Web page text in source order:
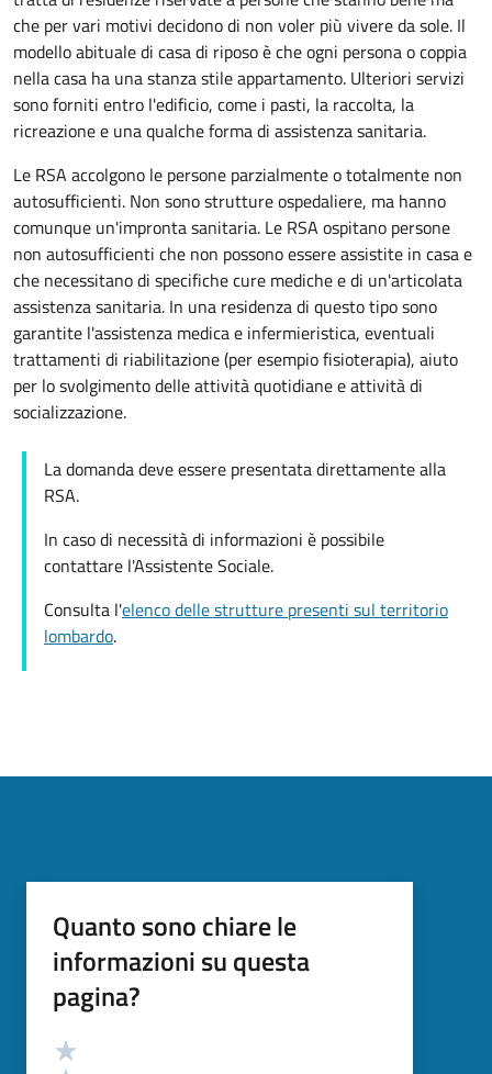
che per vari motivi decidono di non voler più vivere da sole. Il
modello abituale di casa di riposo è che ogni persona o coppia
nella casa ha una stanza stileappartamento. Ulteriori servizi
sono forniti entro l'edificio, come i pasti, la raccolta, la
ricreazione e una qualche forma di assistenza sanitaria.
Le RSA accolgono le persone parzialmente o totalmente non
autosufficienti. Non sono strutture ospedaliere, ma hanno
comunque un'impronta sanitaria. Le RSA ospitano persone
non autosufficienti che non possono essere assistite in casa e
che necessitano di specifiche cure mediche e di un'articolata
assistenza sanitaria. In una residenza di questo tipo sono
garantite l'assistenza medica e infermieristica, eventuali
trattamenti di riabilitazione (per esempio fisioterapia), aiuto
per lo svolgimento delle attività quotidiane e attività di
socializzazione.
La domanda deve essere presentata direttamente alla
RSA.
In caso di necessità di informazioni è possibile
contattare l'Assistente Sociale.
Consulta l'elenco delle strutture presenti sul territorio
lombardo.
Quanto sono chiare le
informazioni su questa
pagina?
Valutazione